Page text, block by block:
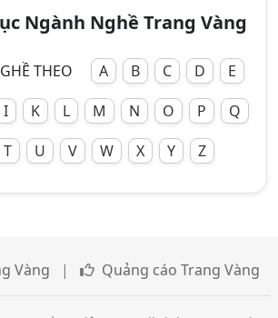
Ngành Nghề Trang Vàng
THEO A B C D
E
I K L M N O P
Q
T U V W X Y Z
Vàng | Quảng cáo Trang Vàng